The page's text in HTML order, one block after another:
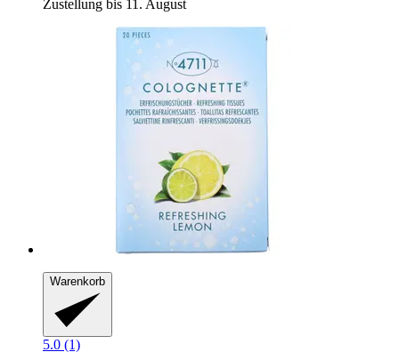
Zustellung bis 11. August
Warenkorb
5.0 (1)